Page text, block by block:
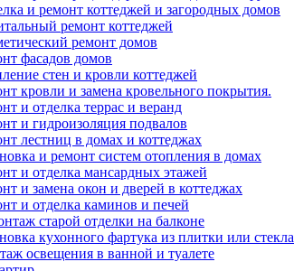
и ремонт коттеджей и загородных домов
ремонт коттеджей
ремонт домов
фасадов домов
стен и кровли коттеджей
кровли и замена кровельного покрытия.
и отделка террас и веранд
и гидроизоляция подвалов
лестниц в домах и коттеджах
и ремонт систем отопления в домах
и отделка мансардных этажей
и замена окон и дверей в коттеджах
и отделка каминов и печей
старой отделки на балконе
кухонного фартука из плитки или стекла
освещения в ванной и туалете